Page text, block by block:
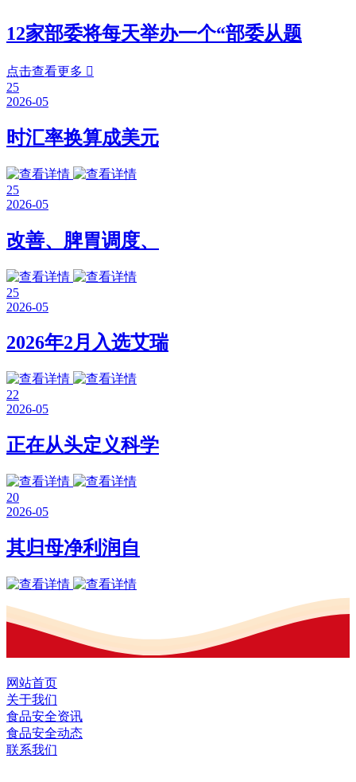
12家部委将每天举办一个“部委从题
点击查看更多 
25
2026-05
时汇率换算成美元
25
2026-05
改善、脾胃调度、
25
2026-05
2026年2月入选艾瑞
22
2026-05
正在从头定义科学
20
2026-05
其归母净利润自
网站首页
关于我们
食品安全资讯
食品安全动态
联系我们